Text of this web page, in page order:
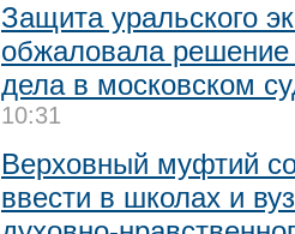
Защита уральского
обжаловала решение
дела в московском
10:31
Верховный муфтий
ввести в школах и